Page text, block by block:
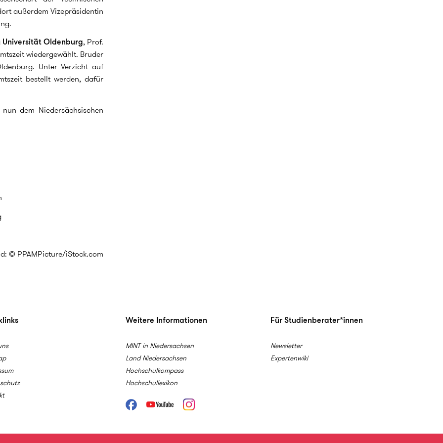
außerdem Vizepräsidentin
Oldenburg, Prof.
wiedergewählt. Bruder
Unter Verzicht auf
bestellt werden, dafür
dem Niedersächsischen
© PPAMPicture/iStock.com
Weitere Informationen
MINT in Niedersachsen
Land Niedersachsen
Hochschulkompass
Hochschullexikon
FacebookYoutube Instagram
Für Studienberater*innen
Newsletter
Expertenwiki